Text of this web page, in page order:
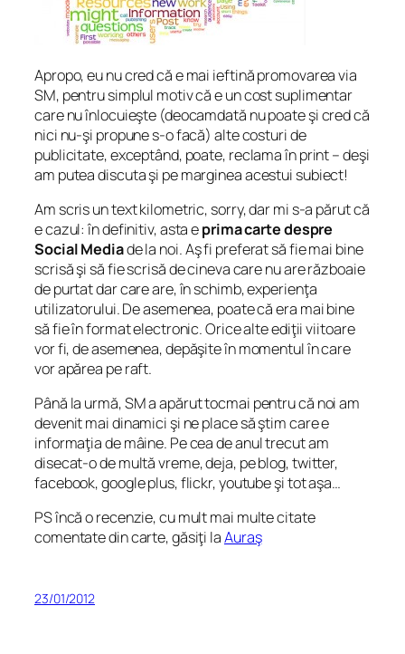
Apropo, eu nu cred că e mai ieftină promovarea via
SM, pentru simplul motiv că e un cost suplimentar
care nu înlocuieşte (deocamdată nu poate şi cred că
nici nu-şi propune s-o facă) alte costuri de
publicitate, exceptând, poate, reclama în print – deşi
am putea discuta şi pe marginea acestui subiect!
Am scris un text kilometric, sorry, dar mi s-a părut că
e cazul: în definitiv, asta eprima carte despre
Social Mediade la noi. Aş fi preferat să fie mai bine
scrisă şi să fie scrisă de cineva care nu are războaie
de purtat dar care are, în schimb, experienţa
utilizatorului. De asemenea, poate că era mai bine
să fie în format electronic. Orice alte ediţii viitoare
vor fi, de asemenea, depăşite în momentul în care
vor apărea pe raft.
Până la urmă, SM a apărut tocmai pentru că noi am
devenit mai dinamici şi ne place să ştim care e
informaţia de mâine. Pe cea de anul trecut am
disecat-o de multă vreme, deja, pe blog, twitter,
facebook, google plus, flickr, youtube şi tot aşa…
PS încă o recenzie, cu mult mai multe citate
comentate din carte, găsiţi laAuraş
23/01/2012